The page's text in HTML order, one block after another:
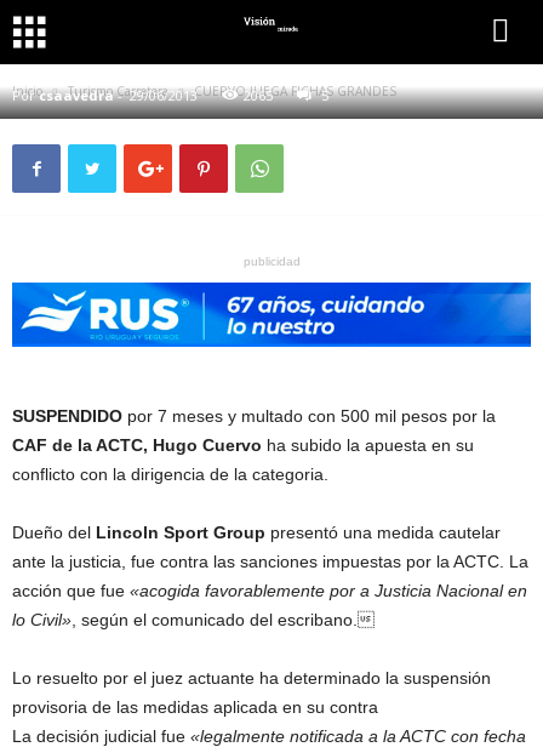
Inicio Turismo Carretera CUERVO JUEGA FICHAS GRANDES
TURISMO CARRETERA
CUERVO JUEGA FICHAS GRANDES
Por csaavedra- 29/06/2013 2065 5
publicidad
SUSPENDIDO por 7 meses y multado con 500 mil pesos por la
CAF de la ACTC, Hugo Cuervo ha subido la apuesta en su
conflicto con la dirigencia de la categoria.
Dueño del Lincoln Sport Group presentó una medida cautelar
ante la justicia, fue contra las sanciones impuestas por la ACTC. La
acción que fue «acogida favorablemente por a Justicia Nacional en
lo Civil» , según el comunicado del escribano.
Lo resuelto por el juez actuante ha determinado la suspensión
provisoria de las medidas aplicada en su contra
La decisión judicial fue «legalmente notificada a la ACTC con fecha